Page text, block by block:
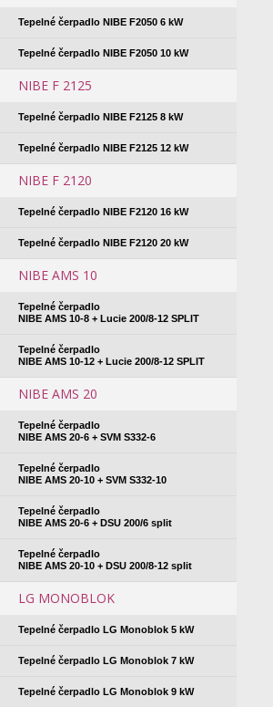
Tepelné čerpadlo NIBE F2050 6 kW
Tepelné čerpadlo NIBE F2050 10 kW
NIBE F 2125
Tepelné čerpadlo NIBE F2125 8 kW
Tepelné čerpadlo NIBE F2125 12 kW
NIBE F 2120
Tepelné čerpadlo NIBE F2120 16 kW
Tepelné čerpadlo NIBE F2120 20 kW
NIBE AMS 10
Tepelné čerpadlo
NIBE AMS 10-8 + Lucie 200/8-12 SPLIT
Tepelné čerpadlo
NIBE AMS 10-12 + Lucie 200/8-12 SPLIT
NIBE AMS 20
Tepelné čerpadlo
NIBE AMS 20-6 + SVM S332-6
Tepelné čerpadlo
NIBE AMS 20-10 + SVM S332-10
Tepelné čerpadlo
NIBE AMS 20-6 + DSU 200/6 split
Tepelné čerpadlo
NIBE AMS 20-10 + DSU 200/8-12 split
LG MONOBLOK
Tepelné čerpadlo LG Monoblok 5 kW
Tepelné čerpadlo LG Monoblok 7 kW
Tepelné čerpadlo LG Monoblok 9 kW